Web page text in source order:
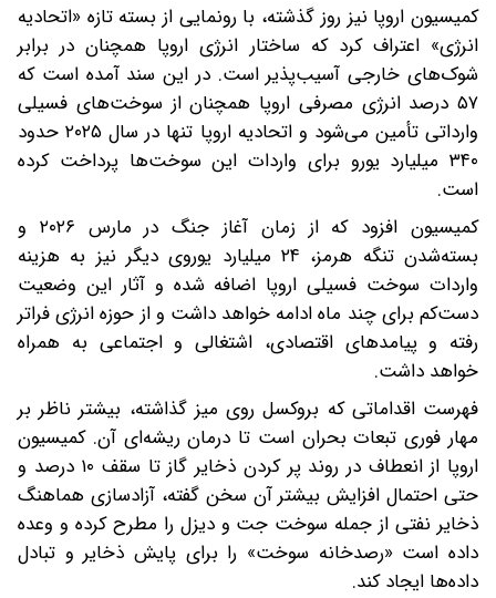
کمیسیون اروپا نیز روز گذشته، با رونمایی از بسته تازه «اتحادیه
انرژی» اعتراف کرد که ساختار انرژی اروپا همچنان در برابر
شوک‌های خارجی آسیب‌پذیر است. در این سند آمده است که
۵۷ درصد انرژی مصرفی اروپا همچنان از سوخت‌های فسیلی
وارداتی تأمین می‌شود و اتحادیه اروپا تنها در سال ۲۰۲۵ حدود
۳۴۰ میلیارد یورو برای واردات این سوخت‌ها پرداخت کرده
است.
کمیسیون افزود که از زمان آغاز جنگ در مارس ۲۰۲۶ و
بسته‌شدن تنگه هرمز، ۲۴ میلیارد یوروی دیگر نیز به هزینه
واردات سوخت فسیلی اروپا اضافه شده و آثار این وضعیت
دست‌کم برای چند ماه ادامه خواهد داشت و از حوزه انرژی فراتر
رفته و پیامدهای اقتصادی، اشتغالی و اجتماعی به همراه
خواهد داشت.
فهرست اقداماتی که بروکسل روی میز گذاشته، بیشتر ناظر بر
مهار فوری تبعات بحران است تا درمان ریشه‌ای آن. کمیسیون
اروپا از انعطاف در روند پر کردن ذخایر گاز تا سقف ۱۰ درصد و
حتی احتمال افزایش بیشتر آن سخن گفته، آزادسازی هماهنگ
ذخایر نفتی از جمله سوخت جت و دیزل را مطرح کرده و وعده
داده است «رصدخانه سوخت» را برای پایش ذخایر و تبادل
داده‌ها ایجاد کند.